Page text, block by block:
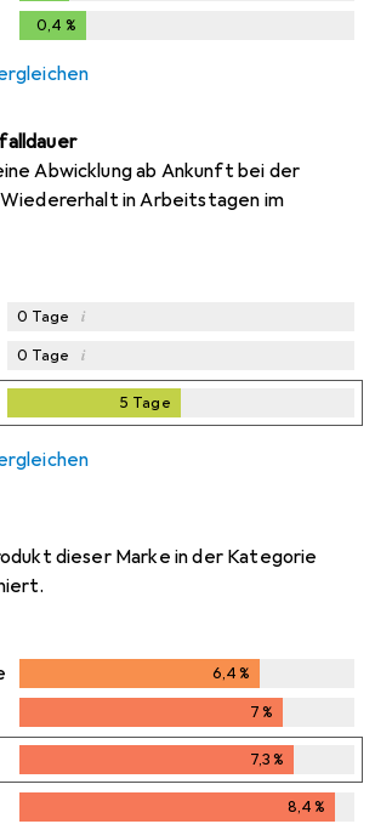
0,3%
0,4 %
Abwicklung ab Ankunft bei der
in Arbeitstagen im
0 Tage i
0 Tage i
5 Tage
dieser Marke in der Kategorie
6,4%
7%
7,3%
8,4%